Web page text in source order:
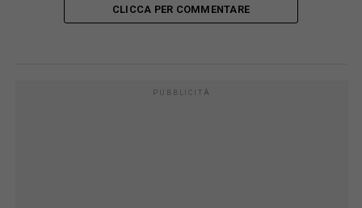
CLICCA PER COMMENTARE
PUBBLICITÀ